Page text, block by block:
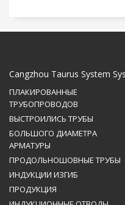
Cangzhou Taurus System
ПЛАКИРОВАННЫЕ
ТРУБОПРОВОДОВ
ВЫСТРОИЛИСЬ ТРУБЫ
БОЛЬШОГО ДИАМЕТРА
АРМАТУРЫ
ПРОДОЛЬНОШОВНЫЕ ТРУБЫ
ИНДУКЦИИ ИЗГИБ
ПРОДУКЦИЯ